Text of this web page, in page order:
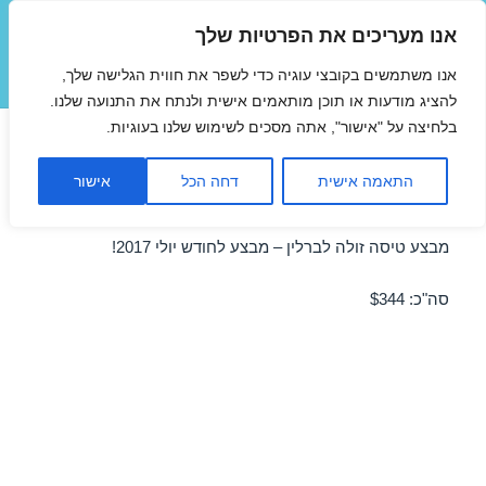
אנו מעריכים את הפרטיות שלך
אנו משתמשים בקובצי עוגיה כדי לשפר את חווית הגלישה שלך,
להציג מודעות או תוכן מותאמים אישית ולנתח את התנועה שלנו.
בלחיצה על "אישור", אתה מסכים לשימוש שלנו בעוגיות.
התאמה אישית דחה הכל אישור
תפריטים
ווידג'טים
טיסות זולות לברלין ביולי
09/07/2017
מבצע טיסה זולה לברלין – מבצע לחודש יולי 2017!
סה"כ: $344